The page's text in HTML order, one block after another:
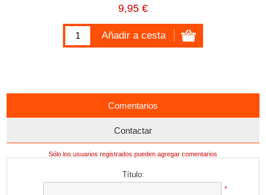
9,95 €
Comentarios
Contactar
Sólo los usuarios registrados pueden agregar comentarios
Título:
*